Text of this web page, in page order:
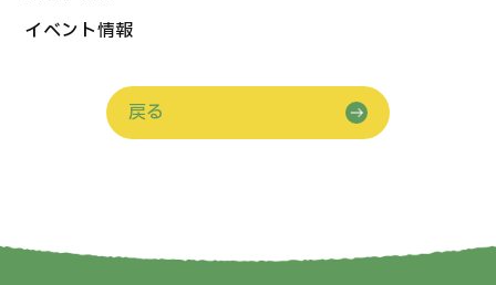
イベント情報
戻る